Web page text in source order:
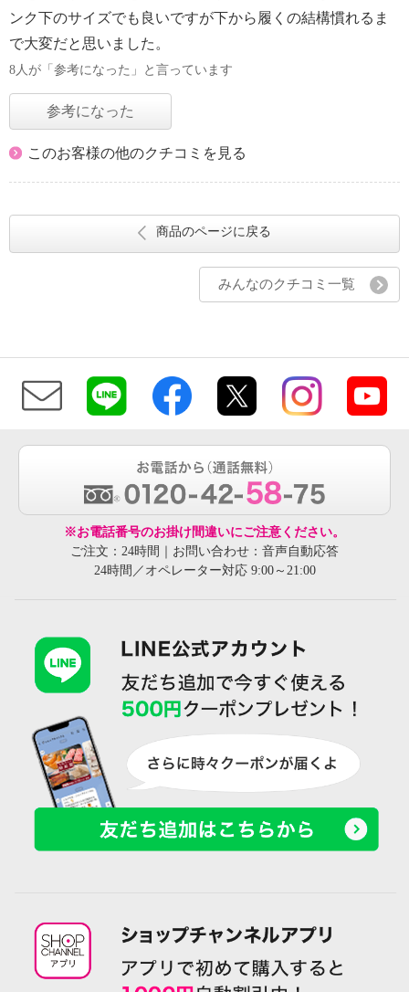
ンク下のサイズでも良いですが下から履くの結構慣れるま
で大変だと思いました。
8人が「参考になった」と言っています
参考になった
このお客様の他のクチコミを見る
商品のページに戻る
みんなのクチコミ一覧
※お電話番号のお掛け間違いにご注意ください。
ご注文：24時間｜お問い合わせ：音声自動応答
24時間／オペレーター対応 9:00～21:00